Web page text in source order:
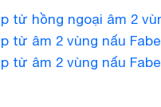
từ hồng ngoại âm 2
từ âm 2 vùng nấu
từ âm 2 vùng nấu